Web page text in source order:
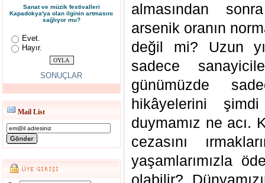
Sanat ve müzik festivalleri
Kapadokya'ya olan ilginin artmasını
sağlıyor mu?
Evet.
Hayır.
SONUÇLAR
Mail List
almasından
arsenik oranın
değil mi? Uzun
sadece
günümüzde
hikâyelerini şimdi
duymamız ne acı.
cezasını
yaşamlarımızla
olabilir?